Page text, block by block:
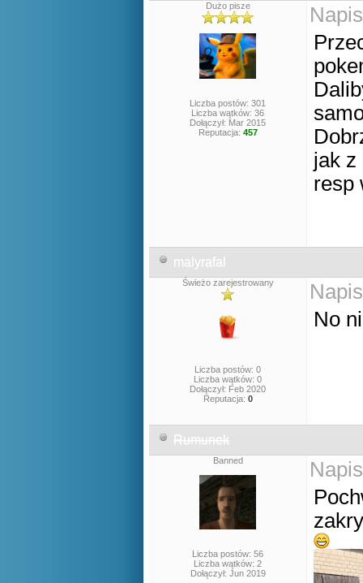
Dużo pisze
Liczba postów: 301
Liczba wątków: 36
Dołączył: Mar 2015
Reputacja: 457
jak z
malyrafal
Świeżo zarejestrowany
Liczba postów: 0
Liczba wątków: 0
Dołączył: Feb 2020
Reputacja: 0
No
Rumunek
Banned
Liczba postów: 56
Liczba wątków: 2
Dołączył: Jun 2019